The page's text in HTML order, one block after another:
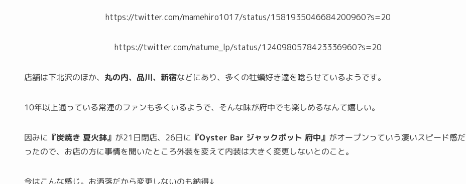
https://twitter.com/mamehiro1017/status/1581935046684200960?s=20
https://twitter.com/natume_lp/status/1240980578423336960?s=20
店舗は下北沢のほか、 丸の内、品川、新宿などにあり、多くの牡蠣好き達を唸らせているようです。
10年以上通っている常連のファンも多くいるようで、そんな味が府中でも楽しめるなんて嬉しい。
因みに 『炭焼き 夏火鉢』 が21日閉店、26日に 『Oyster Bar ジャックポット 府中』 がオープンっていう凄いスピード感だ
ったので、お店の方に事情を聞いたところ外装を変えて内装は大きく変更しないとのこと。
今はこんな感じ。お洒落だから変更しないのも納得↓